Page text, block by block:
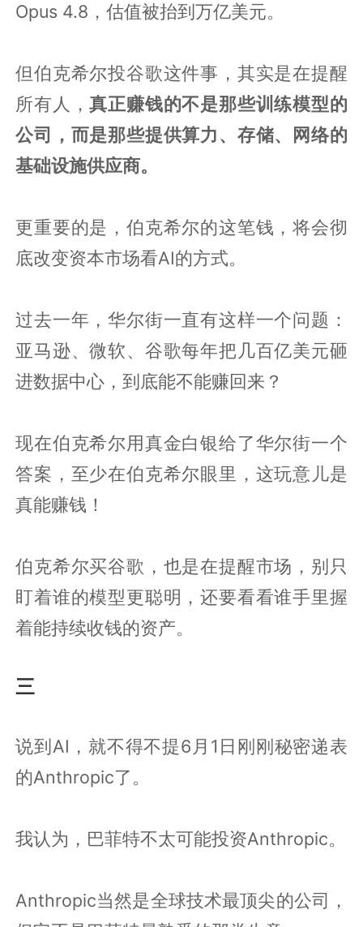
Opus 4.8，估值被抬到万亿美元。
但伯克希尔投谷歌这件事，其实是在提醒
所有人，真正赚钱的不是那些训练模型的
公司，而是那些提供算力、存储、网络的
基础设施供应商。
更重要的是，伯克希尔的这笔钱，将会彻
底改变资本市场看AI的方式。
过去一年，华尔街一直有这样一个问题：
亚马逊、微软、谷歌每年把几百亿美元砸
进数据中心，到底能不能赚回来？
现在伯克希尔用真金白银给了华尔街一个
答案，至少在伯克希尔眼里，这玩意儿是
真能赚钱！
伯克希尔买谷歌，也是在提醒市场，别只
盯着谁的模型更聪明，还要看看谁手里握
着能持续收钱的资产。
三
说到AI，就不得不提6月1日刚刚秘密递表
的Anthropic了。
我认为，巴菲特不太可能投资Anthropic。
Anthropic当然是全球技术最顶尖的公司，